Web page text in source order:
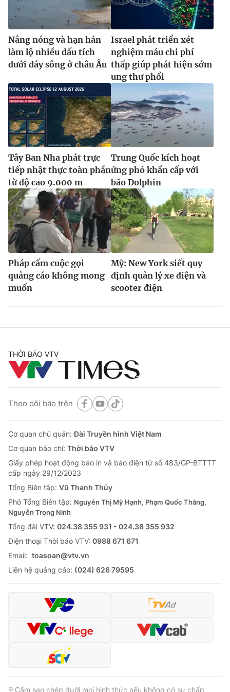
Nắng nóng và hạn hán
làm lộ nhiều dấu tích
dưới đáy sông ở châu Âu
Israel phát triển xét
nghiệm máu chi phí
thấp giúp phát hiện sớm
ung thư phổi
Tây Ban Nha phát trực
tiếp nhật thực toàn phần
từ độ cao 9.000 m
Trung Quốc kích hoạt
ứng phó khẩn cấp với
bão Dolphin
Pháp cấm cuộc gọi
quảng cáo không mong
muốn
Mỹ: New York siết quy
định quản lý xe điện và
scooter điện
THỜI BÁO VTV
Theo dõi báo trên
Cơ quan chủ quản:Đài Truyền hình Việt Nam
Cơ quan báo chí: Thời báo VTV
Giấy phép hoạt động báo in và báo điện tử số 483/GP-BTTTT
cấp ngày 29/12/2023
Tổng Biên tập: Vũ Thanh Thủy
Phó Tổng Biên tập: Nguyễn Thị Mỹ Hạnh, Phạm Quốc Thắng,
Nguyễn Trọng Ninh
Tổng đài VTV: 024.38 355 931 - 024.38 355 932
Ðiện thoại Thời báo VTV: 0988 671 671
Email: toasoan@vtv.vn
Liên hệ quảng cáo: (024) 626 79595
® Cấm sao chép dưới mọi hình thức nếu không có sự chấp